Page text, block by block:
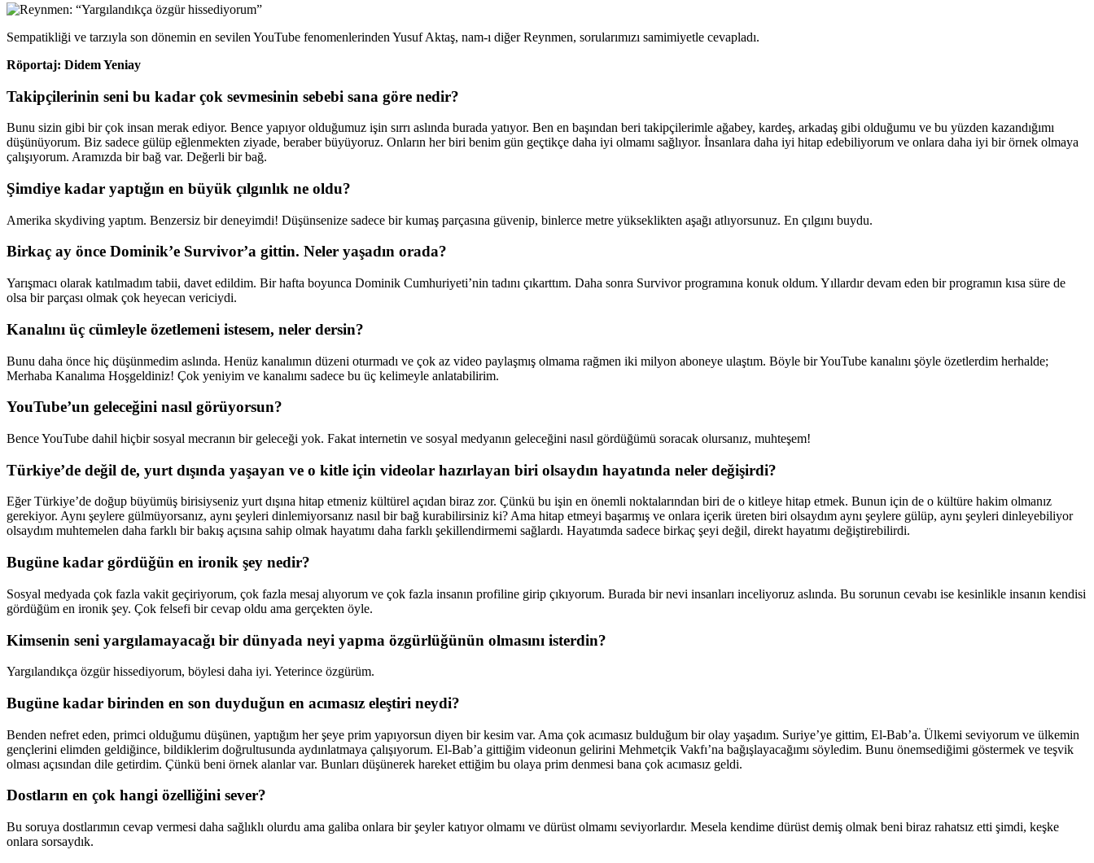
Sempatikliği ve tarzıyla son dönemin en sevilen YouTube fenomenlerinden Yusuf Aktaş, nam-ı diğer Reynmen, sorularımızı samimiyetle cevapladı.
Röportaj: Didem Yeniay
Takipçilerinin seni bu kadar çok sevmesinin sebebi sana göre nedir?
Bunu sizin gibi bir çok insan merak ediyor. Bence yapıyor olduğumuz işin sırrı aslında burada yatıyor. Ben en başından beri takipçilerimle ağabey, kardeş, arkadaş gibi olduğumu ve bu yüzden kazandığımı
düşünüyorum. Biz sadece gülüp eğlenmekten ziyade, beraber büyüyoruz. Onların her biri benim gün geçtikçe daha iyi olmamı sağlıyor. İnsanlara daha iyi hitap edebiliyorum ve onlara daha iyi bir örnek olmaya
çalışıyorum. Aramızda bir bağ var. Değerli bir bağ.
Şimdiye kadar yaptığın en büyük çılgınlık ne oldu?
Amerika skydiving yaptım. Benzersiz bir deneyimdi! Düşünsenize sadece bir kumaş parçasına güvenip, binlerce metre yükseklikten aşağı atlıyorsunuz. En çılgını buydu.
Birkaç ay önce Dominik’e Survivor’a gittin. Neler yaşadın orada?
Yarışmacı olarak katılmadım tabii, davet edildim. Bir hafta boyunca Dominik Cumhuriyeti’nin tadını çıkarttım. Daha sonra Survivor programına konuk oldum. Yıllardır devam eden bir programın kısa süre de
olsa bir parçası olmak çok heyecan vericiydi.
Kanalını üç cümleyle özetlemeni istesem, neler dersin?
Bunu daha önce hiç düşünmedim aslında. Henüz kanalımın düzeni oturmadı ve çok az video paylaşmış olmama rağmen iki milyon aboneye ulaştım. Böyle bir YouTube kanalını şöyle özetlerdim herhalde;
Merhaba Kanalıma Hoşgeldiniz! Çok yeniyim ve kanalımı sadece bu üç kelimeyle anlatabilirim.
YouTube’un geleceğini nasıl görüyorsun?
Bence YouTube dahil hiçbir sosyal mecranın bir geleceği yok. Fakat internetin ve sosyal medyanın geleceğini nasıl gördüğümü soracak olursanız, muhteşem!
Türkiye’de değil de, yurt dışında yaşayan ve o kitle için videolar hazırlayan biri olsaydın hayatında neler değişirdi?
Eğer Türkiye’de doğup büyümüş birisiyseniz yurt dışına hitap etmeniz kültürel açıdan biraz zor. Çünkü bu işin en önemli noktalarından biri de o kitleye hitap etmek. Bunun için de o kültüre hakim olmanız
gerekiyor. Aynı şeylere gülmüyorsanız, aynı şeyleri dinlemiyorsanız nasıl bir bağ kurabilirsiniz ki? Ama hitap etmeyi başarmış ve onlara içerik üreten biri olsaydım aynı şeylere gülüp, aynı şeyleri dinleyebiliyor
olsaydım muhtemelen daha farklı bir bakış açısına sahip olmak hayatımı daha farklı şekillendirmemi sağlardı. Hayatımda sadece birkaç şeyi değil, direkt hayatımı değiştirebilirdi.
Bugüne kadar gördüğün en ironik şey nedir?
Sosyal medyada çok fazla vakit geçiriyorum, çok fazla mesaj alıyorum ve çok fazla insanın profiline girip çıkıyorum. Burada bir nevi insanları inceliyoruz aslında. Bu sorunun cevabı ise kesinlikle insanın kendisi
gördüğüm en ironik şey. Çok felsefi bir cevap oldu ama gerçekten öyle.
Kimsenin seni yargılamayacağı bir dünyada neyi yapma özgürlüğünün olmasını isterdin?
Yargılandıkça özgür hissediyorum, böylesi daha iyi. Yeterince özgürüm.
Bugüne kadar birinden en son duyduğun en acımasız eleştiri neydi?
Benden nefret eden, primci olduğumu düşünen, yaptığım her şeye prim yapıyorsun diyen bir kesim var. Ama çok acımasız bulduğum bir olay yaşadım. Suriye’ye gittim, El-Bab’a. Ülkemi seviyorum ve ülkemin
gençlerini elimden geldiğince, bildiklerim doğrultusunda aydınlatmaya çalışıyorum. El-Bab’a gittiğim videonun gelirini Mehmetçik Vakfı’na bağışlayacağımı söyledim. Bunu önemsediğimi göstermek ve teşvik
olması açısından dile getirdim. Çünkü beni örnek alanlar var. Bunları düşünerek hareket ettiğim bu olaya prim denmesi bana çok acımasız geldi.
Dostların en çok hangi özelliğini sever?
Bu soruya dostlarımın cevap vermesi daha sağlıklı olurdu ama galiba onlara bir şeyler katıyor olmamı ve dürüst olmamı seviyorlardır. Mesela kendime dürüst demiş olmak beni biraz rahatsız etti şimdi, keşke
onlara sorsaydık.